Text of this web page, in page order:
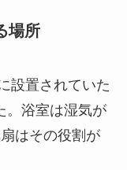
場所
設置されていた
。浴室は湿気が
はその役割が